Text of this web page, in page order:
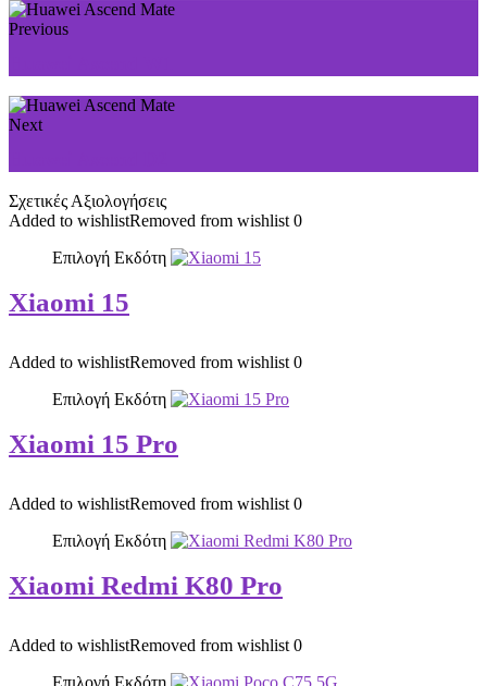
Previous
Next
Σχετικές Αξιολογήσεις
Added to wishlistRemoved from wishlist 0
Επιλογή Εκδότη
Xiaomi 15
Added to wishlistRemoved from wishlist 0
Επιλογή Εκδότη
Xiaomi 15 Pro
Added to wishlistRemoved from wishlist 0
Επιλογή Εκδότη
Xiaomi Redmi K80 Pro
Added to wishlistRemoved from wishlist 0
Επιλογή Εκδότη